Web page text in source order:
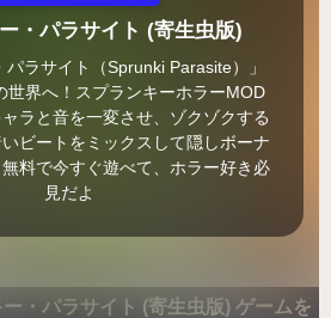
・パラサイト (寄生虫版)
パラサイト（Sprunki Parasite）」
世界へ！スプランキーホラーMOD
ラと音を一変させ、ゾクゾクする
ビートをミックスして隠しボーナ
料で今すぐ遊べて、ホラー好き必
見だよ
ー・パラサイト (寄生虫版) ゲームを